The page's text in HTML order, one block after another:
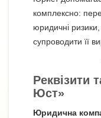
комплексно:
юридичні
супроводити її
Реквізити
Юст»
Юридична